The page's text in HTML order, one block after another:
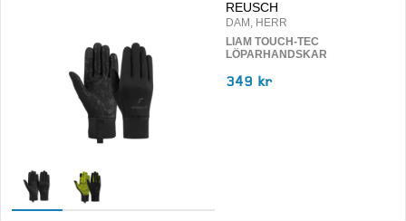
REUSCH
DAM, HERR
LIAM TOUCH-TEC
LÖPARHANDSKAR
349 kr